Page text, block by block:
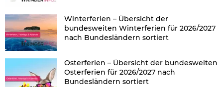
Winterferien – Übersicht der
bundesweiten Winterferien für 2026/2027
nach Bundesländern sortiert
Osterferien – Übersicht der bundesweiten
Osterferien für 2026/2027 nach
Bundesländern sortiert